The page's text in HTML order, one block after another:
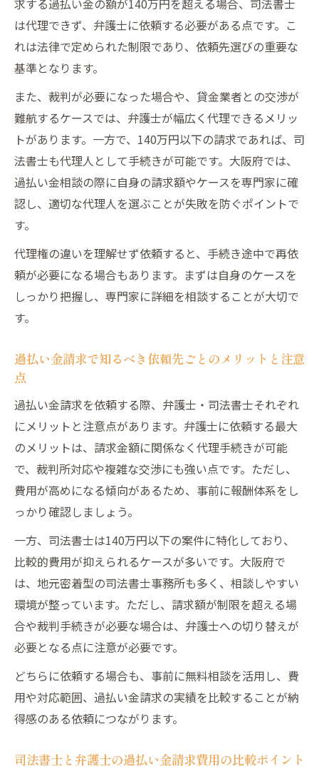
は代理できず、弁護士に依頼する必要がある点です。こ
れは法律で定められた制限であり、依頼先選びの重要な
基準となります。
また、裁判が必要になった場合や、貸金業者との交渉が
難航するケースでは、弁護士が幅広く代理できるメリッ
トがあります。一方で、140万円以下の請求であれば、司
法書士も代理人として手続きが可能です。大阪府では、
過払い金相談の際に自身の請求額やケースを専門家に確
認し、適切な代理人を選ぶことが失敗を防ぐポイントで
す。
代理権の違いを理解せず依頼すると、手続き途中で再依
頼が必要になる場合もあります。まずは自身のケースを
しっかり把握し、専門家に詳細を相談することが大切で
す。
過払い金請求で知るべき依頼先ごとのメリットと注意
点
過払い金請求を依頼する際、弁護士・司法書士それぞれ
にメリットと注意点があります。弁護士に依頼する最大
のメリットは、請求金額に関係なく代理手続きが可能
で、裁判所対応や複雑な交渉にも強い点です。ただし、
費用が高めになる傾向があるため、事前に報酬体系をし
っかり確認しましょう。
一方、司法書士は140万円以下の案件に特化しており、
比較的費用が抑えられるケースが多いです。大阪府で
は、地元密着型の司法書士事務所も多く、相談しやすい
環境が整っています。ただし、請求額が制限を超える場
合や裁判手続きが必要な場合は、弁護士への切り替えが
必要となる点に注意が必要です。
どちらに依頼する場合も、事前に無料相談を活用し、費
用や対応範囲、過払い金請求の実績を比較することが納
得感のある依頼につながります。
司法書士と弁護士の過払い金請求費用の比較ポイント